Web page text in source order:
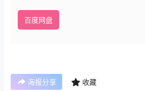
百度网盘
海报分享 收藏